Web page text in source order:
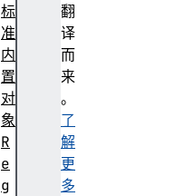
翻
译
而
来
。
了
解
更
多
标
准
内
置
对
象
R
e
g